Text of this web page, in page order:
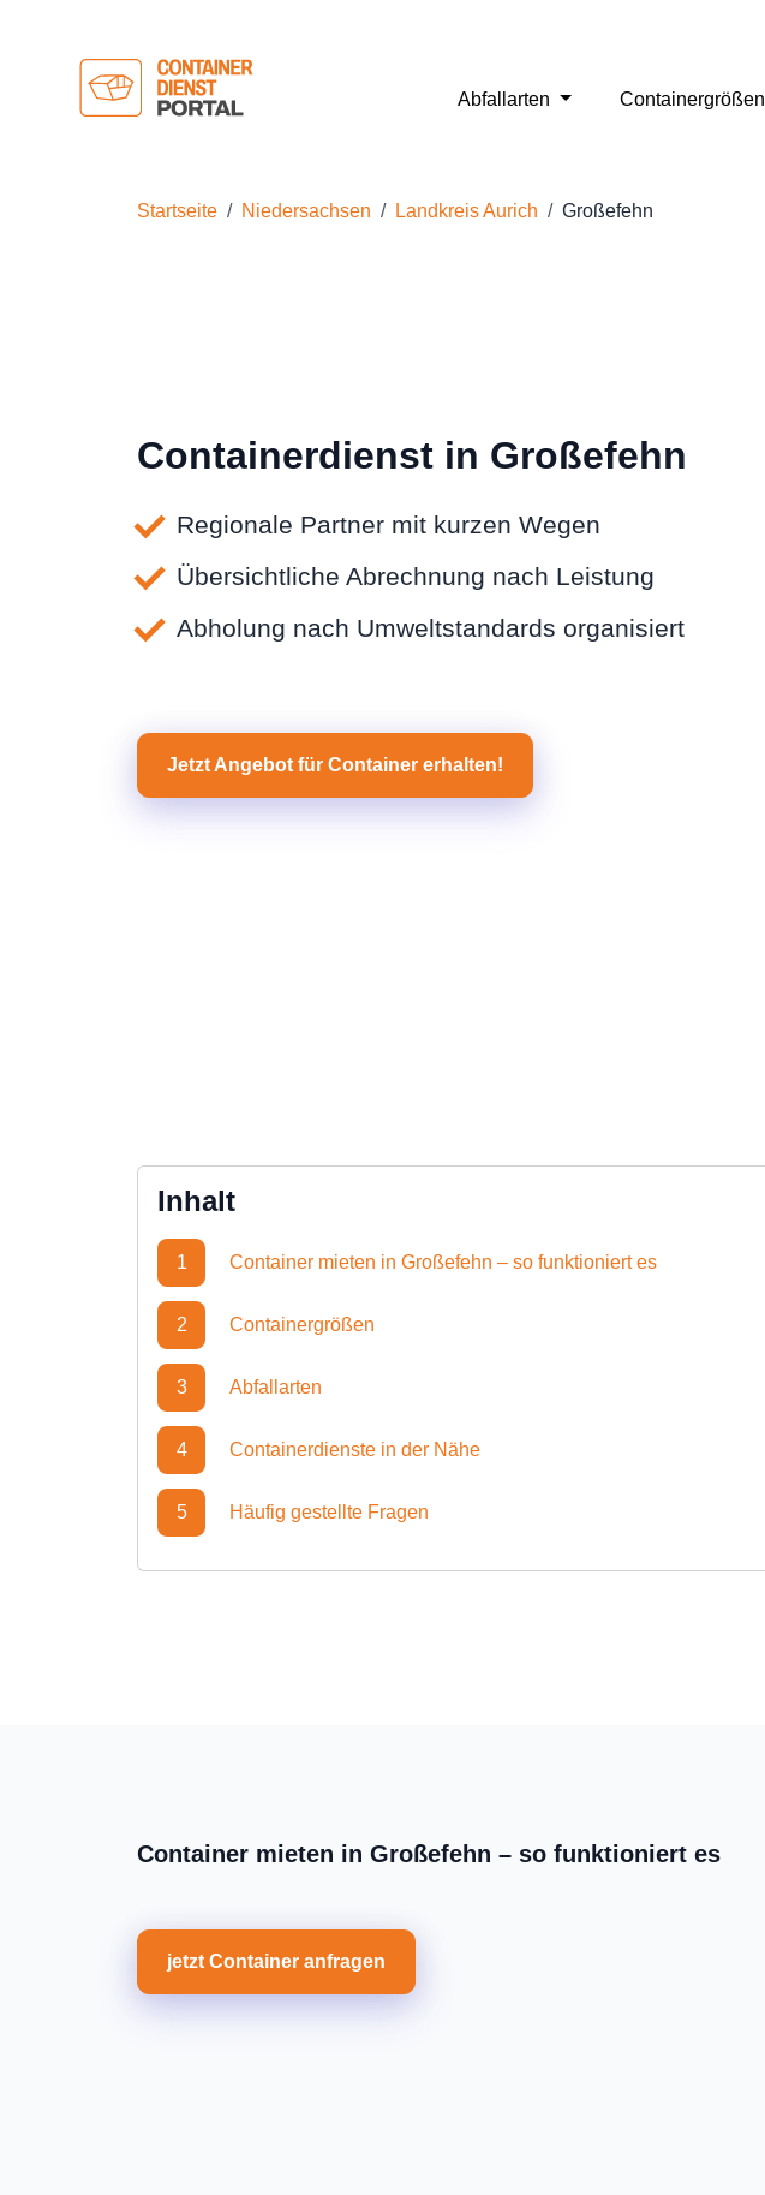
Abfallarten Containergrößen
Startseite Niedersachsen Landkreis Aurich Großefehn
Containerdienst in Großefehn
Regionale Partner mit kurzen Wegen
Übersichtliche Abrechnung nach Leistung
Abholung nach Umweltstandards organisiert
Jetzt Angebot für Container erhalten!
Inhalt
1 Container mieten in Großefehn – so funktioniert es
2 Containergrößen
3 Abfallarten
4 Containerdienste in der Nähe
5 Häufig gestellte Fragen
Container mieten in Großefehn – so funktioniert es
jetzt Container anfragen